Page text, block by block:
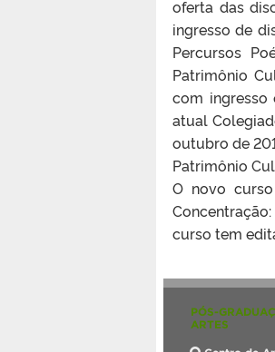
oferta das
ingresso de
Percursos
Patrimônio
com ingresso
atual
outubro de
Patrimônio
O novo
curso tem
PÓS-
ARTES